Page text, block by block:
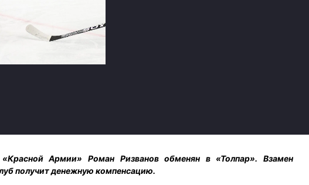
Сибирь
Армии» Роман Ризванов обменян в «Толпар». Взамен
получит денежную компенсацию.